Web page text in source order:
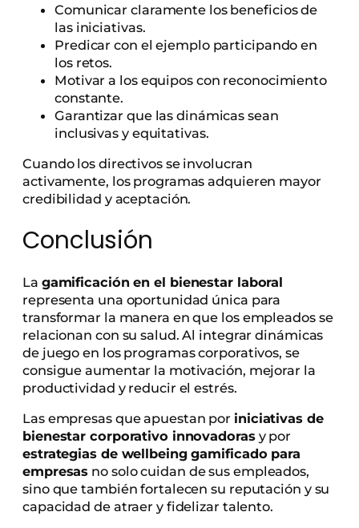
Comunicar claramente los beneficios de
las iniciativas.
Predicar con el ejemplo participando en
los retos.
Motivar a los equipos con reconocimiento
constante.
Garantizar que las dinámicas sean
inclusivas y equitativas.
Cuando los directivos se involucran
activamente, los programas adquieren mayor
credibilidad y aceptación.
Conclusión
La gamificación en el bienestar laboral
representa una oportunidad única para
transformar la manera en que los empleados se
relacionan con su salud. Al integrar dinámicas
de juego en los programas corporativos, se
consigue aumentar la motivación, mejorar la
productividad y reducir el estrés.
Las empresas que apuestan por iniciativas de
bienestar corporativo innovadorasy por
estrategias de wellbeing gamificado para
empresas no solo cuidan de sus empleados,
sino que también fortalecen su reputación y su
capacidad de atraer y fidelizar talento.